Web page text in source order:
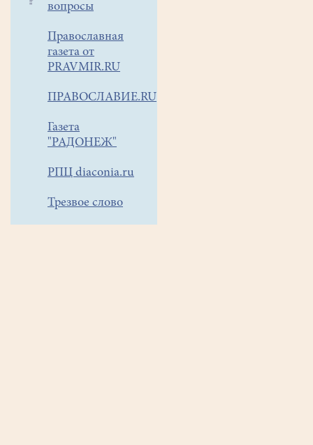
вопросы
Православная
газета от
PRAVMIR.RU
ПРАВОСЛАВИЕ.RU
Газета
"РАДОНЕЖ"
РПЦ diaconia.ru
Трезвое слово